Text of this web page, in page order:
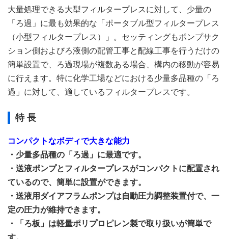
大量処理できる大型フィルタープレスに対して、少量の
「ろ過」に最も効果的な「ポータブル型フィルタープレス
（小型フィルタープレス）」。セッティングもポンプサク
ション側およびろ液側の配管工事と配線工事を行うだけの
簡単設置で、ろ過現場が複数ある場合、構内の移動が容易
に行えます。特に化学工場などにおける少量多品種の「ろ
過」に対して、適しているフィルタープレスです。
特 長
コンパクトなボディで大きな能力
・少量多品種の「ろ過」に最適です。
・送液ポンプとフィルタープレスがコンパクトに配置され
ているので、簡単に設置ができます。
・送液用ダイアフラムポンプは自動圧力調整装置付で、一
定の圧力が維持できます。
・「ろ板」は軽量ポリプロピレン製で取り扱いが簡単で
す。